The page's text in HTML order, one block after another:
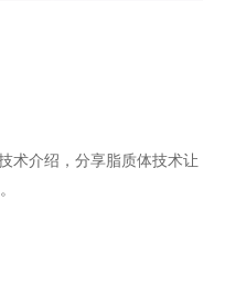
术介绍，分享脂质体技术让